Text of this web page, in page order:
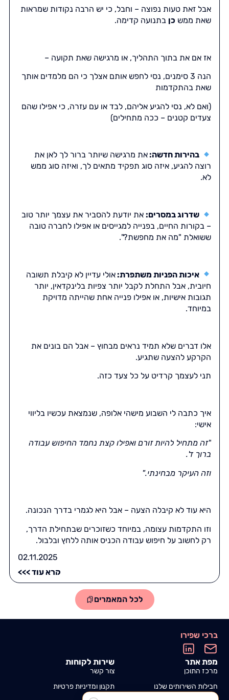
אבל זאת טעות נפוצה – וחבל, כי יש הרבה נקודות שמראות
שאת ממשכן בתנועה קדימה.
אז אם את בתוך התהליך, או מרגישה שאת תקועה –
הנה 3 סימנים, נסי לחפש אותם אצלך כי הם מלמדים אותך
שאת בהתקדמות
(ואם לא, נסי להגיע אליהם, לבד או עם עזרה, כי אפילו שהם
צעדים קטנים – ככה מתחילים)
בהירות חדשה: את מרגישה שיותר ברור לך לאן את
רוצה להגיע, איזה סוג תפקיד מתאים לך, ואיזה סוג ממש
לא.
שדרוג במסרים: את יודעת להסביר את עצמך יותר טוב
– בקורות החיים, בפנייה למגייסים או אפילו לחברה טובה
ששואלת "מה את מחפשת?".
איכות הפניות משתפרת: אולי עדיין לא קיבלת תשובה
חיובית, אבל התחלת לקבל יותר צפיות בלינקדאין, יותר
תגובות אישיות, או אפילו פנייה אחת שהייתה מדויקת
במיוחד.
אלו דברים שלא תמיד נראים מבחוץ – אבל הם בונים את
הקרקע להצעה שתגיע.
תני לעצמך קרדיט על כל צעד כזה.
איך כתבה לי השבוע מישהי אלופה, שנמצאת עכשיו בליווי
אישי:
"זה מתחיל להיות זורם ואפילו קצת נחמד החיפוש עבודה
ברוך ד'.
וזה העיקר מבחינתי."
היא עוד לא קיבלה הצעה – אבל היא לגמרי בדרך הנכונה.
וזו התקדמות עצומה, במיוחד כשזוכרים שבתחילת הדרך,
רק לחשוב על חיפוש עבודה הכניס אותה ללחץ ובלבול.
02.11.2025
קרא עוד >>>
לכל המאמרים
ברכי שפירו
מפת אתר
מרכז התוכן
חבילות השירותים שלנו
שירות לקוחות
צור קשר
תקנון ומדיניות פרטיות